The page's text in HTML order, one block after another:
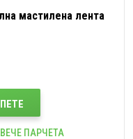
мастилена лента
ПАРЧЕТА